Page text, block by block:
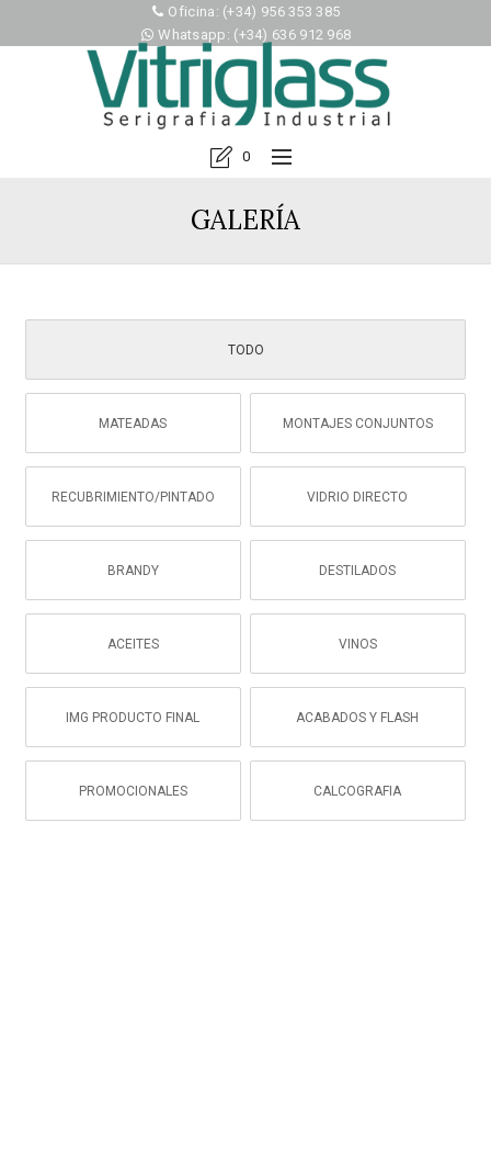
Oficina: (+34) 956 353 385
Whatsapp: (+34) 636 912 968
0
GALERÍA
TODO
MATEADAS MONTAJES CONJUNTOS
RECUBRIMIENTO/PINTADO VIDRIO DIRECTO
BRANDY DESTILADOS
ACEITES VINOS
IMG PRODUCTO FINAL ACABADOS Y FLASH
PROMOCIONALES CALCOGRAFIA